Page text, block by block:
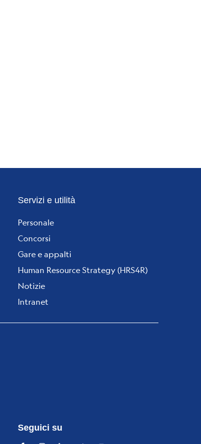
Servizi e utilità
Personale
Concorsi
Gare e appalti
Human Resource Strategy (HRS4R)
Notizie
Intranet
Seguici su